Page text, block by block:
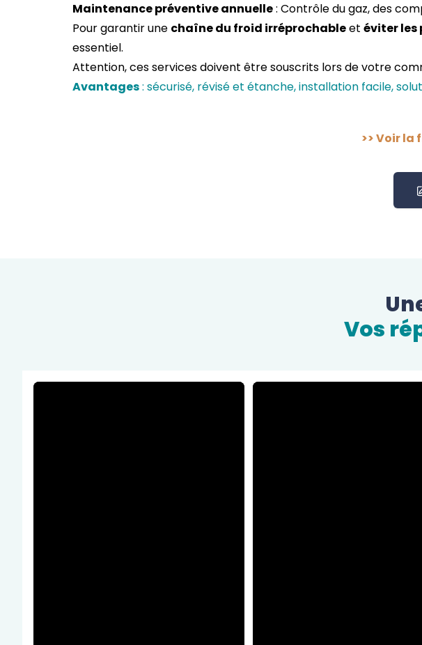
Maintenance préventive annuelle: Contrôle du gaz, des
Pour garantir une chaîne du froid irréprochableet éviter les
essentiel.
Attention, ces services doivent être souscrits lors de votre
Avantages: sécurisé, révisé et étanche, installation facile,
>>Voir la
Vos